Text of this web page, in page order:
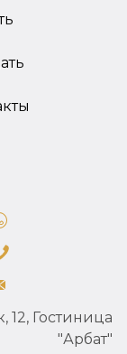
12, Гостиница
"Арбат"